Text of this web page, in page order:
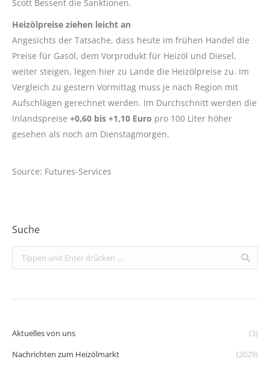
Scott Bessent die Sanktionen.
Heizölpreise ziehen leicht an
Angesichts der Tatsache, dass heute im frühen Handel die
Preise für Gasöl, dem Vorprodukt für Heizöl und Diesel,
weiter steigen, legen hier zu Lande die Heizölpreise zu. Im
Vergleich zu gestern Vormittag muss je nach Region mit
Aufschlägen gerechnet werden. Im Durchschnitt werden die
Inlandspreise +0,60 bis +1,10 Euro pro 100 Liter höher
gesehen als noch am Dienstagmorgen.
Source: Futures-Services
Suche
Search:
Aktuelles von uns
(3)
Nachrichten zum Heizölmarkt
(2029)